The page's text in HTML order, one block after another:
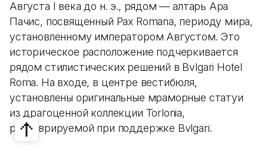
Августа I века до н. э., рядом — алтарь Ара
Пачис, посвященный Pax Romana, периоду мира,
установленному императором Августом. Это
историческое расположение подчеркивается
рядом стилистических решений в Bvlgari Hotel
Roma. На входе, в центре вестибюля,
установлены оригинальные мраморные статуи
из драгоценной коллекции Torlonia,
реставрируемой при поддержке Bvlgari.